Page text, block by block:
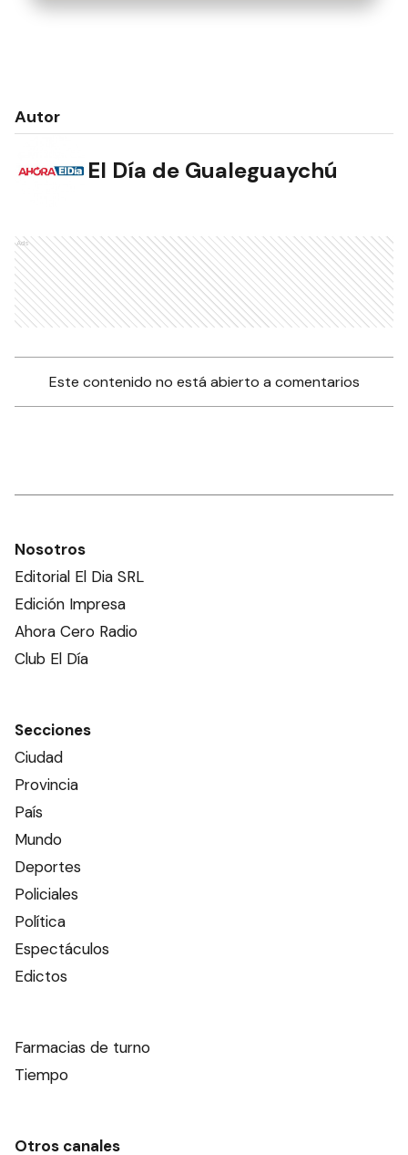
Autor
El Día de Gualeguaychú
Ads
Este contenido no está abierto a comentarios
Nosotros
Editorial El Dia SRL
Edición Impresa
Ahora Cero Radio
Club El Día
Secciones
Ciudad
Provincia
País
Mundo
Deportes
Policiales
Política
Espectáculos
Edictos
Farmacias de turno
Tiempo
Otros canales